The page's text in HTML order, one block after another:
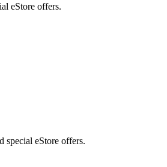
eStore offers.
special eStore offers.